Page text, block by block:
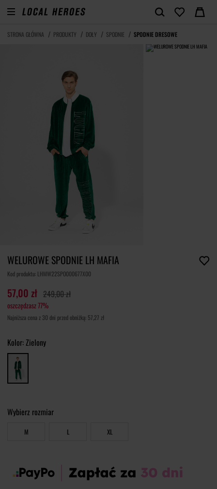
STRONA GŁÓWNA PRODUKTY DOŁY SPODNIE SPODNIE DRESOWE
WELUROWE SPODNIE LH MAFIA
Kod produktu: LHMW22SPO000677X00
57,00 zł 249,00 zł
oszczędzasz 77%
Najniższa cena z 30 dni przed obniżką: 57,27 zł
Kolor:Zielony
Wybierz rozmiar
M L XL